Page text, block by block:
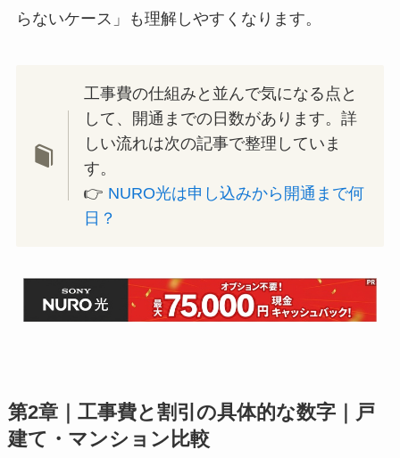
らないケース」も理解しやすくなります。
工事費の仕組みと並んで気になる点と
して、開通までの日数があります。詳
しい流れは次の記事で整理していま
す。
👉 NURO光は申し込みから開通まで何
日？
第2章｜工事費と割引の具体的な数字｜戸
建て・マンション比較